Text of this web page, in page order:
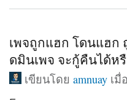
เพจถูกแฮก โดนแฮก
ดมินเพจ จะกู้คืนได้ห
เขียนโดย amnuay เมื่